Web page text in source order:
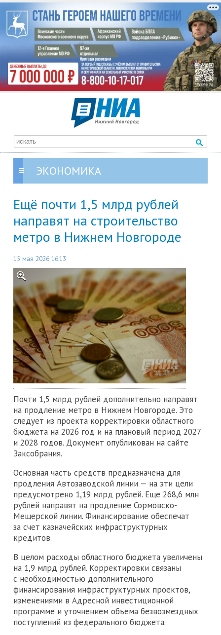
ЭКОНОМИКА
Ещё почти 1,5 млрд рублей
направят на строительство
метро в Нижнем Новгороде
15 мая 2026 16:13
Почти 1,5 млрд рублей дополнительно направят
на продление метро в Нижнем Новгороде. Это
следует из проекта корректировки областного
бюджета на 2026 год и на плановый период 2027
и 2028 годов. Документ опубликован на сайте
Заксобрания.
Основная часть средств предназначена для
продления Автозаводской линии — на эти цели
предусмотрено 1,19 млрд рублей. Еще 268,6 млн
рублей направят на продление Сормовско-
Мещерской линии. Финансирование обеспечат
за счет казначейских инфраструктурных
кредитов.
В целом расходы областного бюджета увеличены
на 1,9 млрд рублей. Корректировки связаны
с необходимостью дополнительного
финансирования инфраструктурных проектов,
изменениями в Адресной инвестиционной
программе и уточнением объема безвозмездных
поступлений из федерального бюджета.